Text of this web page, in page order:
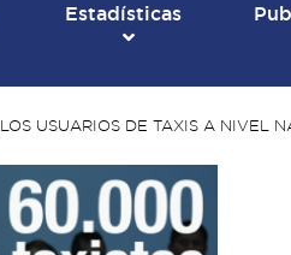
Estadísticas
LOS USUARIOS DE TAXIS A NIVEL